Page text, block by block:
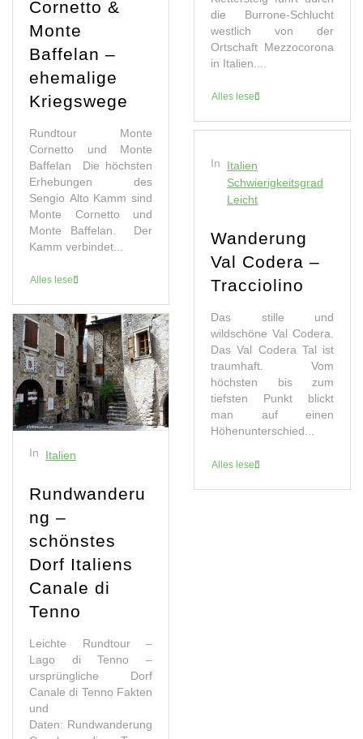
Cornetto &
Monte
Baffelan –
ehemalige
Kriegswege
Rundtour Monte
Cornetto und Monte
Baffelan Die höchsten
Erhebungen des
Sengio Alto Kamm sind
Monte Cornetto und
Monte Baffelan. Der
Kamm verbindet...
Alles lesen
In Italien
Rundwanderu
ng –
schönstes
Dorf Italiens
Canale di
Tenno
Leichte Rundtour –
Lago di Tenno –
ursprüngliche Dorf
Canale di Tenno Fakten
und
Daten: Rundwanderung
die Burrone-Schlucht
westlich von der
Ortschaft Mezzocorona
in Italien....
Alles lesen
In
Italien
Schwierigkeitsgrad
Leicht
Wanderung
Val Codera –
Tracciolino
Das stille und
wildschöne Val Codera.
Das Val Codera Tal ist
traumhaft. Vom
höchsten bis zum
tiefsten Punkt blickt
man auf einen
Höhenunterschied...
Alles lesen